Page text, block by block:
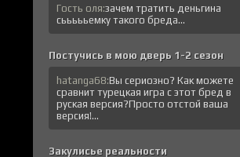
Гость оля:зачем тратить деньгина
сьььььемку такого бреда...
Постучись в мою дверь 1-2 сезон
hatanga68:Вы сериозно? Как можете
сравнит турецкая игра с этот бред в
руская версия?Просто отстой ваша
версия!...
Закулисье реальности